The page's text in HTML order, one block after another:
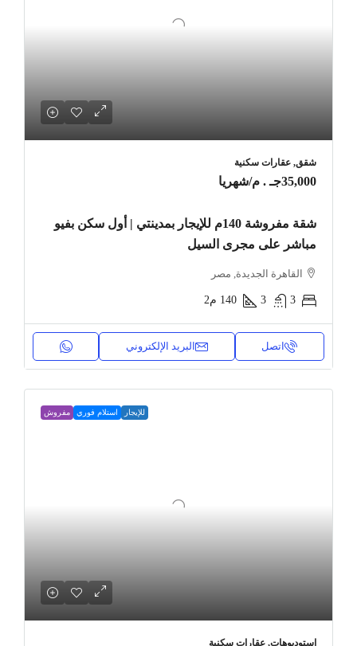
شقق, عقارات سكنية
35,000جـ . م /شهريا
شقة مفروشة 140م للإيجار بمدينتي | أول سكن بفيو
مباشر على مجرى السيل
القاهرة الجديدة, مصر
3
3
140 م2
اتصل البريد الإلكتروني
للإيجار استلام فوري مفروش
استوديوهات, عقارات سكنية